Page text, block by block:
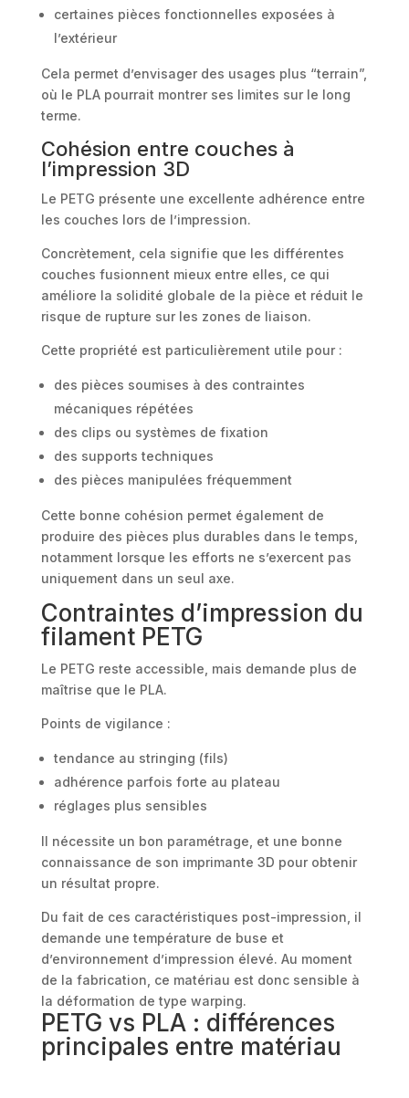
certaines pièces fonctionnelles exposées à
l’extérieur
Cela permet d’envisager des usages plus “terrain”,
où le PLA pourrait montrer ses limites sur le long
terme.
Cohésion entre couches à
l’impression 3D
Le PETG présente une excellente adhérence entre
les couches lors de l’impression.
Concrètement, cela signifie que les différentes
couches fusionnent mieux entre elles, ce qui
améliore la solidité globale de la pièce et réduit le
risque de rupture sur les zones de liaison.
Cette propriété est particulièrement utile pour :
des pièces soumises à des contraintes
mécaniques répétées
des clips ou systèmes de fixation
des supports techniques
des pièces manipulées fréquemment
Cette bonne cohésion permet également de
produire des pièces plus durables dans le temps,
notamment lorsque les efforts ne s’exercent pas
uniquement dans un seul axe.
Contraintes d’impression du
filament PETG
Le PETG reste accessible, mais demande plus de
maîtrise que le PLA.
Points de vigilance :
tendance au stringing (fils)
adhérence parfois forte au plateau
réglages plus sensibles
Il nécessite un bon paramétrage, et une bonne
connaissance de son imprimante 3D pour obtenir
un résultat propre.
Du fait de ces caractéristiques post-impression, il
demande une température de buse et
d’environnement d’impression élevé. Au moment
de la fabrication, ce matériau est donc sensible à
la déformation de type warping.
PETG vs PLA : différences
principales entre matériau